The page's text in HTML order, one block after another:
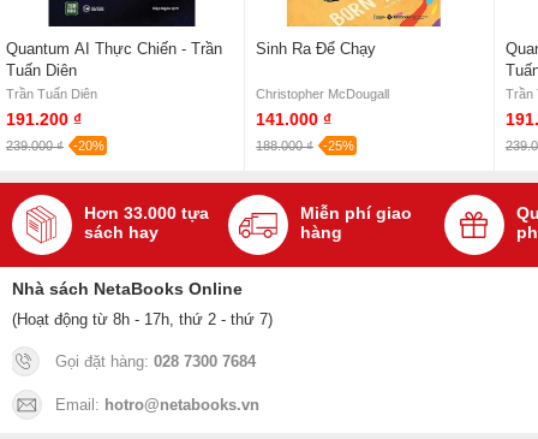
Quantum AI Thực Chiến - Trần
Tuấn Diên
Trần Tuấn Diên
191.200 ₫
239.000 ₫ -20%
Sinh Ra Để Chạy
Christopher McDougall
141.000 ₫
188.000 ₫ -25%
Trần
Hơn 33.000 tựa
sách hay
Miễn phí giao
hàng
Nhà sách NetaBooks Online
(Hoạt động từ 8h - 17h, thứ 2 - thứ 7)
Gọi đặt hàng: 028 7300 7684
Email: hotro@netabooks.vn